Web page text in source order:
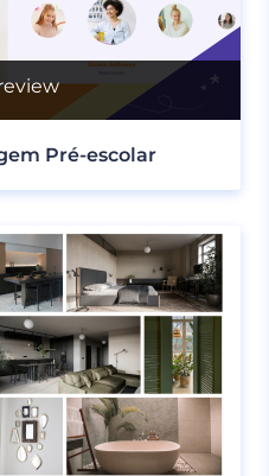
Pré-escolar